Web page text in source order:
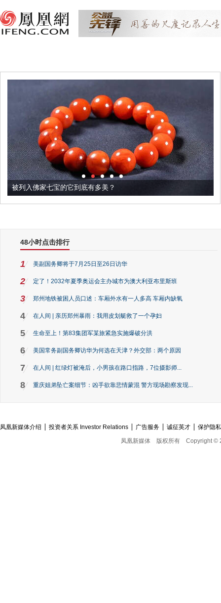
被列入佛家七宝的它到底有多美？
48小时点击排行
1 美副国务卿将于7月25日至26日访华
2 定了！2032年夏季奥运会主办城市为澳大利亚布里斯班
3 郑州地铁被困人员口述：车厢外水有一人多高 车厢内缺氧
4 在人间 | 亲历郑州暴雨：我用皮划艇救了一个孕妇
5 生命至上！第83集团军某旅紧急实施爆破分洪
6 美国常务副国务卿访华为何选在天津？外交部：两个原因
7 在人间 | 红绿灯被淹后，小男孩在路口指路，7位摄影师...
8 重庆姐弟坠亡案细节：凶手欲靠悲情蒙混 警方现场勘察发现...
凤凰新媒体介绍 投资者关系 Investor Relations 广告服务 诚征英才
保护隐
凤凰新媒体
版权所有 Copyright ©